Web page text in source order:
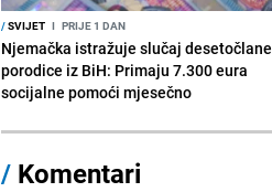
/SVIJET I PRIJE 1 DAN
Njemačka istražuje slučaj desetočlane
porodice iz BiH: Primaju 7.300 eura
socijalne pomoći mjesečno
/ Komentari